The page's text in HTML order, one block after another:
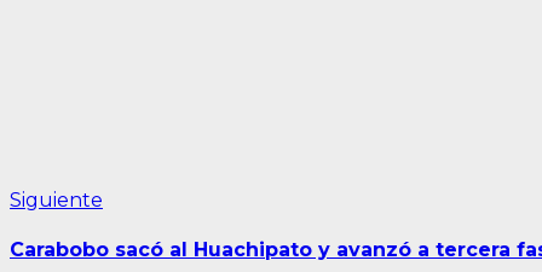
Siguiente
Carabobo sacó al Huachipato y avanzó a tercera